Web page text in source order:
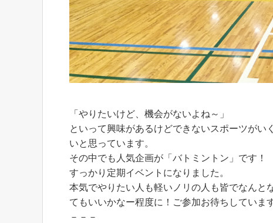
「やりたいけど、機会がないよね～」
といって興味があるけどできないスポーツが
いと思っています。
その中でも人気企画が「バトミントン」です！
すっかり定期イベントになりました。
本気でやりたい人も軽いノリの人も皆でなんと
てもいいかなー程度に！ご参加お待ちしていま
－－－